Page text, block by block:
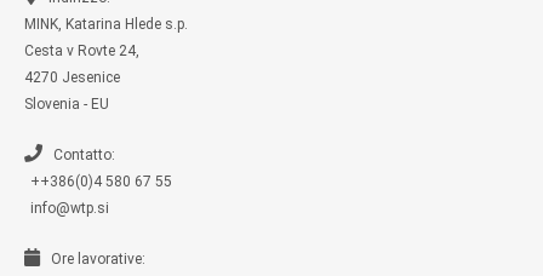
m
e
s
s
e
n
r
MINK, Katarina Hlede s.p.
Cesta v Rovte 24,
4270 Jesenice
Slovenia - EU
Contatto:
++386(0)4 580 67 55
info@wtp.si
Ore lavorative: